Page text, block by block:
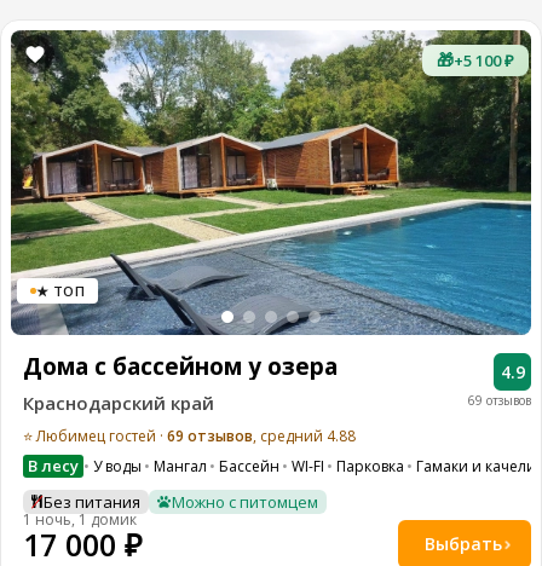
🎁+5 100 ₽
★ ТОП
69 отзывов
4.9
Дома с бассейном у озера
Краснодарский край
⭐ Любимец гостей · 69 отзывов, средний 4.88
В лесу У воды Мангал Бассейн WI-FI Парковка Гамаки и
Без питания Можно с питомцем
1 ночь, 1 домик
17 000 ₽ Выбрать